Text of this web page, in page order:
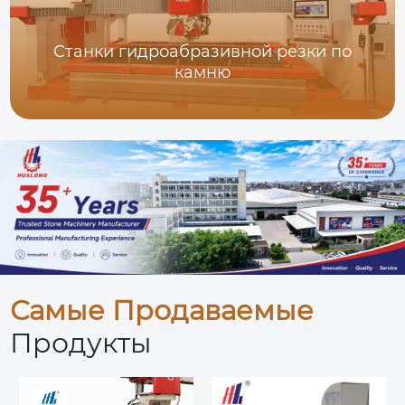
Станки гидроабразивной резки по
камню
Самые Продаваемые
Продукты